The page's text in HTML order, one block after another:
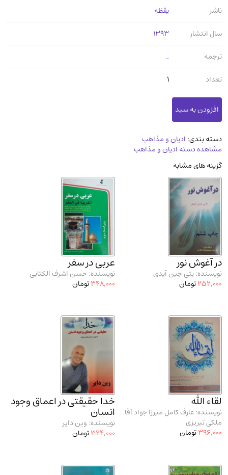
معماری، عمران و شهرسازی
طراحی هنر و نقاشی و مجسمه سازی
زندگینامه شهدا(9)
جغرافیا(9)
استخدامی و کاریابی دولتی و خصوصی.سوالـات
و آزمونها(2)
آموزشی و کنکوری
مدرسان شریف و انتشارت ارشد کتاب‌های..
دانشگاه پیامـ نور
ناشر
یقظه
سال انتشار
1393
ترجمه
_
تعداد
1
دسته بندی: ادیان و مذاهب
مشاهده دسته ادیان و مذاهب
گزینه های مشابه
در آغوش نور
نویسنده: بتی جین آیدی
252,000تومان
عربی در سفر
نویسنده: حسن اشرف الکتابی
348,000تومان
لقاء الله
نویسنده: عارف کامل میرزا جواد آقا
ملکی تبریزی
396,000تومان
خدا حقیقتی در اعماق وجود
انسان
نویسنده: وین دایر
324,000تومان